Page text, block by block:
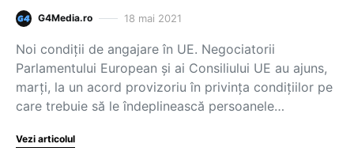
G4Media.ro 18 mai 2021
Noi condiții de angajare în UE. Negociatorii
Parlamentului European și ai Consiliului UE au ajuns,
marți, la un acord provizoriu în privința condițiilor pe
care trebuie să le îndeplinească persoanele…
Vezi articolul